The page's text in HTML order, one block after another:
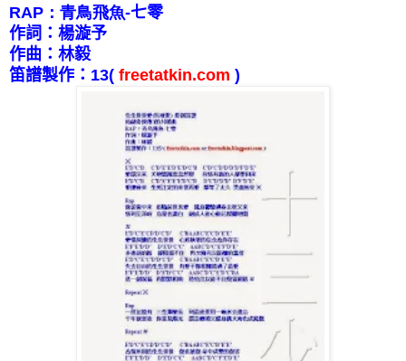
RAP ：青鳥飛魚-七零
作詞：楊漩予
作曲：林毅
笛譜製作： 13( freetatkin.com )